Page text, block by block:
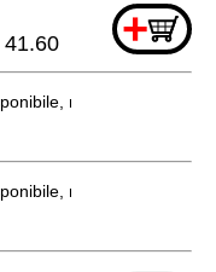
+
41.60
non ordinabile
non ordinabile